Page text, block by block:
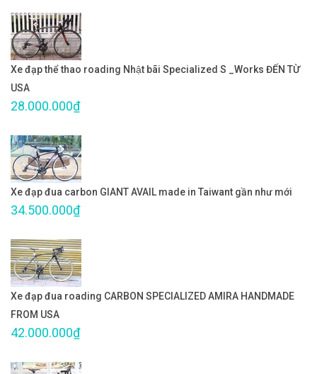
Xe đạp thể thao roading Nhật bãi Specialized S _Works ĐẾN TỪ
USA
28.000.000₫
Xe đạp đua carbon GIANT AVAIL made in Taiwant gần như mới
34.500.000₫
Xe đạp đua roading CARBON SPECIALIZED AMIRA HANDMADE
FROM USA
42.000.000₫